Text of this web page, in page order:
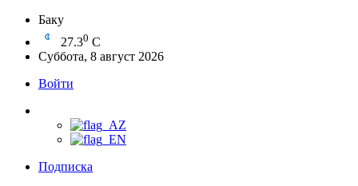
Баку
27.30 C
Суббота, 8 август 2026
Войти
Подписка